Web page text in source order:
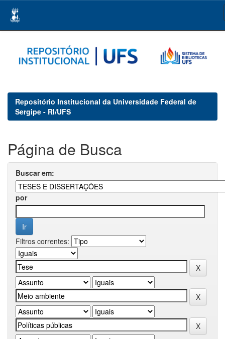
navigation
Repositório Institucional da Universidade Federal de
Sergipe - RI/UFS
Página de Busca
Buscar em:
por
Filtros correntes: